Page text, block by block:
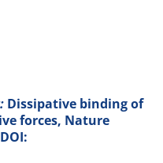
Dissipative binding of
forces, Nature